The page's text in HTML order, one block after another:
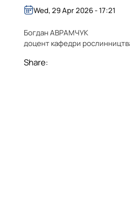
Wed, 29 Apr 2026 - 17:21
Богдан АВРАМЧУК
доцент кафедри
Share: